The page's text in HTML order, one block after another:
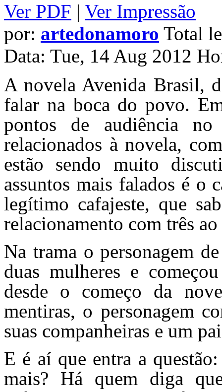
Ver PDF | Ver Impressão
por: artedonamoro Total
Data: Tue, 14 Aug 2012
A novela Avenida Brasil,
falar na boca do povo.
pontos de audiência
relacionados à novela,
estão sendo muito
assuntos mais falados é o
legítimo cafajeste, que
relacionamento com três
Na trama o personagem
duas mulheres e
desde o começo da
mentiras, o personagem
suas companheiras e um
E é aí que entra a
mais? Há quem diga